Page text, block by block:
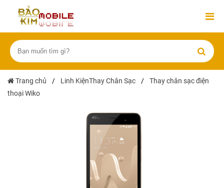
Trang chủ / Linh KiệnThay Chân Sạc /
Thay chân sạc điện
thoại Wiko